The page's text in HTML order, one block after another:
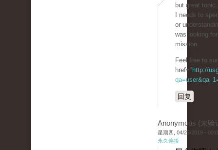
but great topic.
I needs to
or
was looking
mission.
Feel free to
href=" http://
回复
Anonymous (未验
星期四, 04/25/2019 -
永久连接